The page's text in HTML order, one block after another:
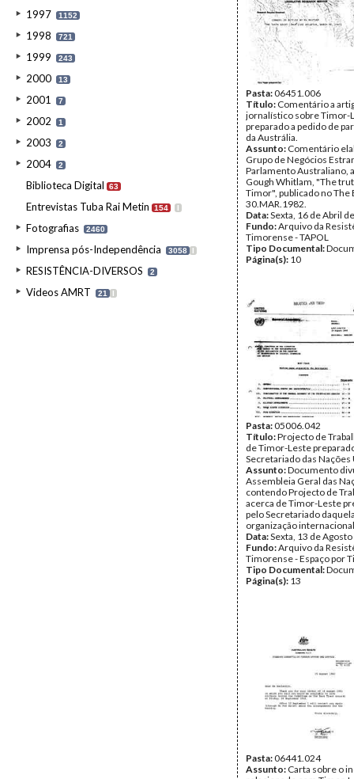
1997 1152
1998 721
1999 243
2000 13
2001 7
2002 1
2003 2
2004 2
Biblioteca Digital 63
Entrevistas Tuba Rai Metin 154 I
Fotografias 2460
Imprensa pós-Independência 3058 I
RESISTÊNCIA-DIVERSOS 2
Videos AMRT 21 I
Pasta:06451.006
Título: Comentário a
jornalístico sobre Timor-
preparado a pedido de
da Austrália.
Assunto: Comentário
Grupo de Negócios
Parlamento Australiano,
Gough Whitlam, "The
Timor", publicado no The
30.MAR.1982.
Data:Sexta, 16 de Abril
Fundo:Arquivo da
Timorense - TAPOL
Tipo Documental:
Página(s): 10
Pasta:05006.042
Título:Projecto de
de Timor-Leste
Secretariado das Nações
Assunto:Documento
Assembleia Geral das
contendo Projecto de
acerca de Timor-Leste
pelo Secretariado
organização internacional
Data:Sexta, 13 de
Fundo:Arquivo da
Timorense - Espaço por
Tipo Documental:
Página(s): 13
Pasta:06441.024
Assunto: Carta sobre o